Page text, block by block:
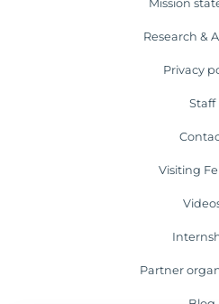
Mission
Research &
Privacy
Staff
Visiting
Partner